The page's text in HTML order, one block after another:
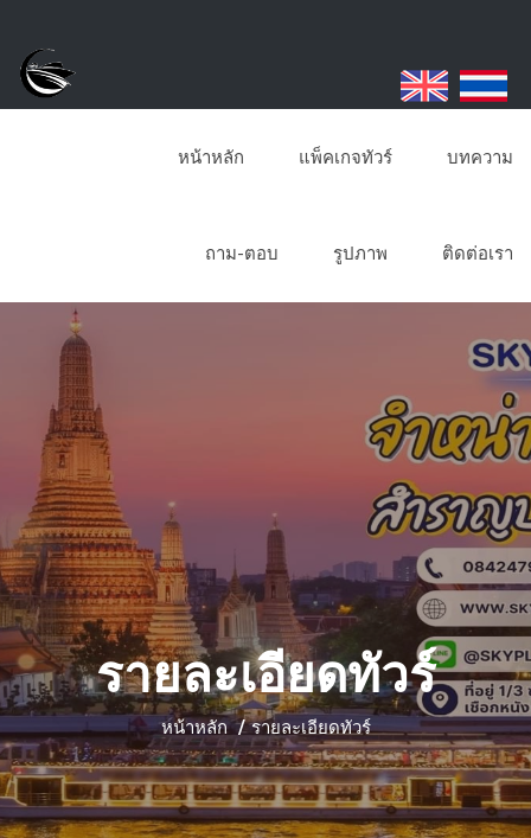
หน้าหลัก แพ็คเกจทัวร์ บทความ
ถาม-ตอบ รูปภาพ ติดต่อเรา
รายละเอียดทัวร์
หน้าหลัก รายละเอียดทัวร์